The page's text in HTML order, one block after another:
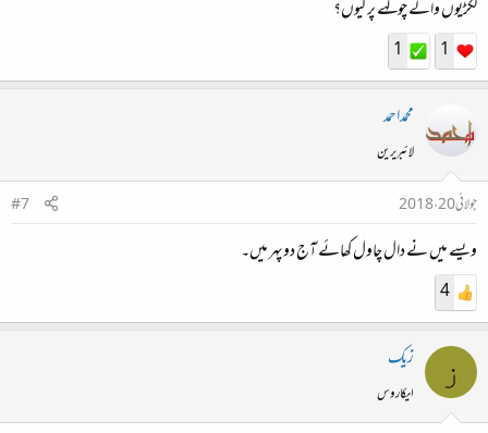
لکڑیوں والے چولہے پر کیوں؟
1
1
محمداحمد
لائبریرین
جولائی 20، 2018
#7
ویسے میں نے دال چاول کھائے آج دوپہر میں۔
4
ز زیک
ایکاروس